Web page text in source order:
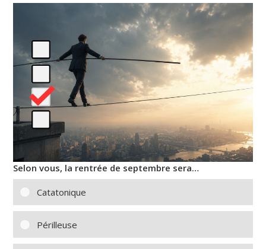
Selon vous, la rentrée de septembre sera…
Catatonique
Périlleuse